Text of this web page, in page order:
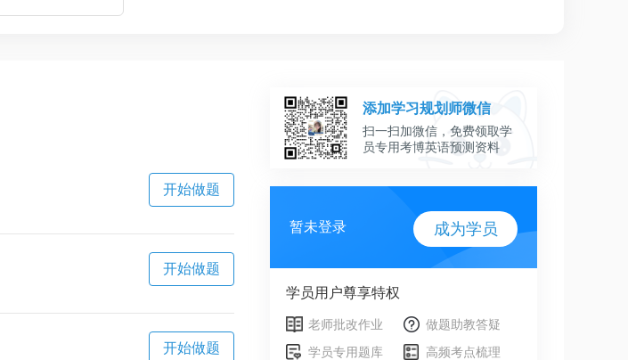
开始做题
开始做题
开始做题
添加学习规划师微信
扫一扫加微信，免费领取学
员专用考博英语预测资料
暂未登录 成为学员
学员用户尊享特权
老师批改作业
做题助教答疑
学员专用题库
高频考点梳理